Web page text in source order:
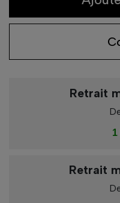
Retrait
1
Retrait